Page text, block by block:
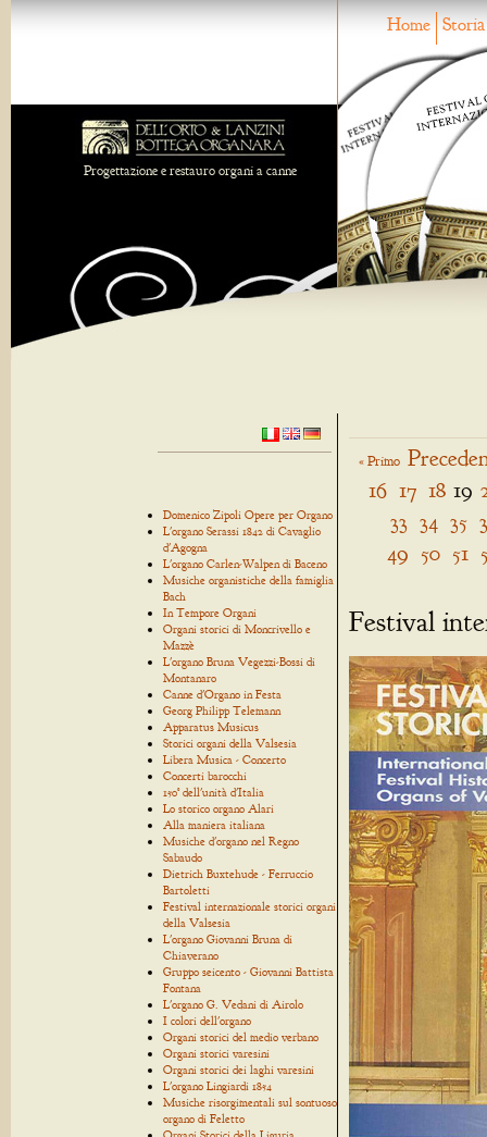
Home Storia
Progettazione e restauro organi a canne
Domenico Zipoli Opere per Organo
L'organo Serassi 1842 di Cavaglio
d'Agogna
L'organo Carlen-Walpen di Baceno
Musiche organistiche della famiglia
Bach
In Tempore Organi
Organi storici di Moncrivello e
Mazzè
L'organo Bruna Vegezzi-Bossi di
Montanaro
Canne d'Organo in Festa
Georg Philipp Telemann
Apparatus Musicus
Storici organi della Valsesia
Libera Musica - Concerto
Concerti barocchi
150° dell'unità d'Italia
Lo storico organo Alari
Alla maniera italiana
Musiche d'organo nel Regno
Sabaudo
Dietrich Buxtehude - Ferruccio
Bartoletti
Festival internazionale storici organi
della Valsesia
L'organo Giovanni Bruna di
Chiaverano
Gruppo seicento - Giovanni Battista
Fontana
L'organo G. Vedani di Airolo
I colori dell'organo
Organi storici del medio verbano
Organi storici varesini
Organi storici dei laghi varesini
L'organo Lingiardi 1854
Musiche risorgimentali sul sontuoso
organo di Feletto
« Primo
16 17 18 19
33 34 35
49 50 51
Festival